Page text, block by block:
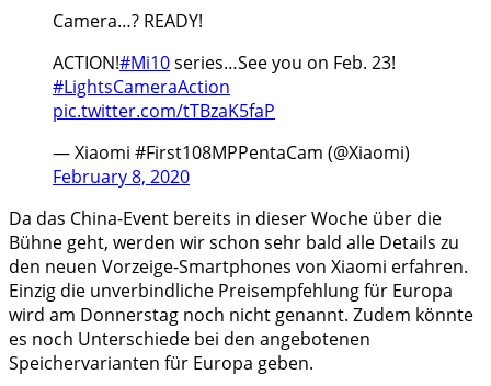
Camera…? READY!
ACTION!#Mi10series…See you on Feb. 23!
#LightsCameraAction
pic.twitter.com/tTBzaK5faP
— Xiaomi #First108MPPentaCam (@Xiaomi)
February 8, 2020
Da das China-Event bereits in dieser Woche über die
Bühne geht, werden wir schon sehr bald alle Details zu
den neuen Vorzeige-Smartphones von Xiaomi erfahren.
Einzig die unverbindliche Preisempfehlung für Europa
wird am Donnerstag noch nicht genannt. Zudem könnte
es noch Unterschiede bei den angebotenen
Speichervarianten für Europa geben.